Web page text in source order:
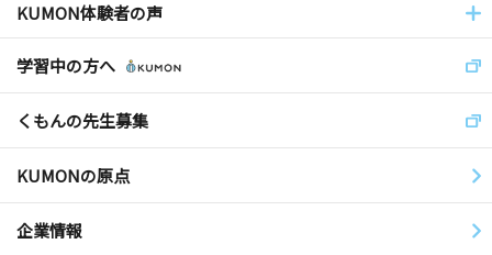
KUMON体験者の声
学習中の方へ
くもんの先生募集
KUMONの原点
企業情報